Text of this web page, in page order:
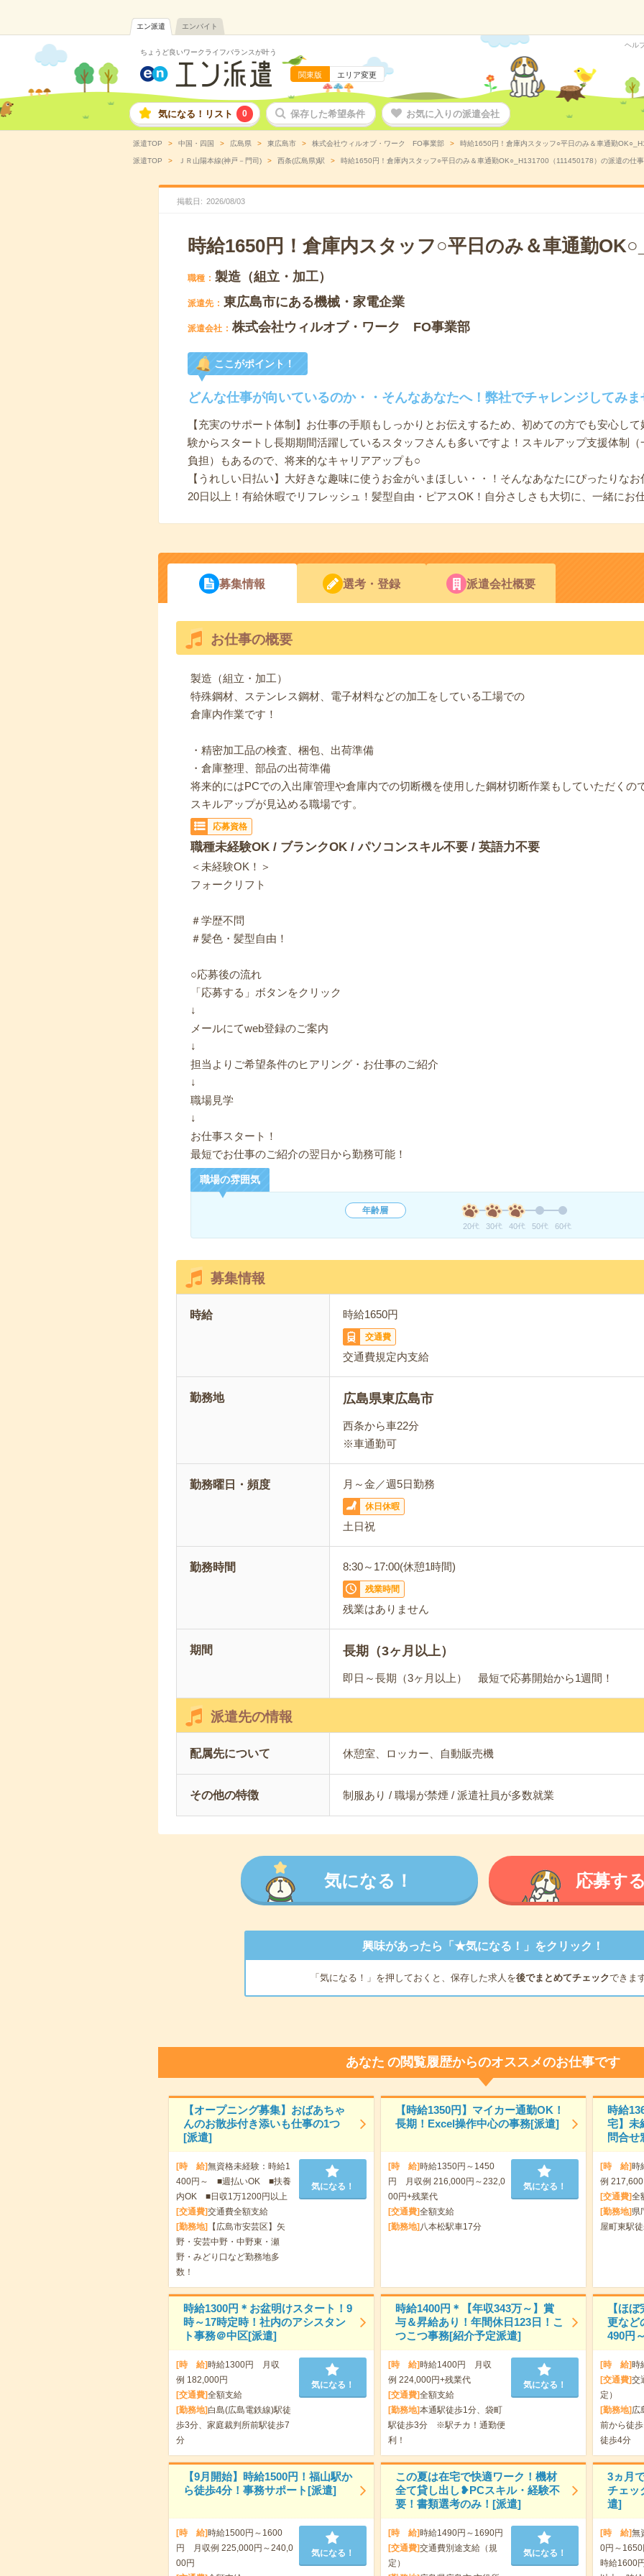
エン派遣 エンバイト
ちょうど良いワークライフバランスが叶う
関東版 エリア変更
ヘル
気になる！リスト 0 保存した希望条件 お気に入りの派遣会社
派遣TOP 中国・四国 広島県 東広島市 株式会社ウィルオブ・ワーク FO事業部 時給1650円！倉庫内スタッフ○平日のみ＆車通勤
派遣TOP ＪＲ山陽本線(神戸－門司) 西条(広島県)駅 時給1650円！倉庫内スタッフ○平日のみ＆車通勤OK○_H131700（111450178）の派遣の仕
掲載日 2026/08/03
時給1650円！倉庫内スタッフ○平日のみ＆車通勤
職種 製造（組立・加工）
派遣先 東広島市にある機械・家電企業
派遣会社 株式会社ウィルオブ・ワーク FO事業部
ここがポイント！
どんな仕事が向いているのか・・そんなあなたへ！弊社でチャレンジしてみま
【充実のサポート体制】お仕事の手順もしっかりとお伝えするため、初めての方でも安心し
験からスタートし長期期間活躍しているスタッフさんも多いですよ！スキルアップ支援体制
負担）もあるので、将来的なキャリアアップも○
【うれしい日払い】大好きな趣味に使うお金がいまほしい・・！そんなあなたにぴったりな
20日以上！有給休暇でリフレッシュ！髪型自由・ピアスOK！自分さしさも大切に、一緒にお
募集情報 選考・登録 派遣会社概要
お仕事の概要
製造（組立・加工）
特殊鋼材、ステンレス鋼材、電子材料などの加工をしている工場での
倉庫内作業です！
・精密加工品の検査、梱包、出荷準備
・倉庫整理、部品の出荷準備
将来的にはPCでの入出庫管理や倉庫内での切断機を使用した鋼材切断作業もしていただくの
スキルアップが見込める職場です。
応募資格
職種未経験OK / ブランクOK / パソコンスキル不要 / 英語力不要
＜未経験OK！＞
フォークリフト
＃学歴不問
＃髪色・髪型自由！
○応募後の流れ
「応募する」ボタンをクリック
↓
メールにてweb登録のご案内
↓
担当よりご希望条件のヒアリング・お仕事のご紹介
↓
職場見学
↓
お仕事スタート！
最短でお仕事のご紹介の翌日から勤務可能！
職場の雰囲気
年齢層
20代 30代 40代 50代 60代
募集情報
時給 時給1650円
交通費
交通費規定内支給
勤務地 広島県東広島市
西条から車22分
※車通勤可
勤務曜日・頻度 月～金／週5日勤務
休日休暇
土日祝
勤務時間 8:30～17:00(休憩1時間)
残業時間
残業はありません
期間 長期（3ヶ月以上）
即日～長期（3ヶ月以上） 最短で応募開始から1週間！
派遣先の情報
配属先について 休憩室、ロッカー、自動販売機
その他の特徴 制服あり / 職場が禁煙 / 派遣社員が多数就業
気になる！ 応募す
興味があったら「★気になる！」をクリック！
「気になる！」を押しておくと、保存した求人を後でまとめてチェックできま
あなた の閲覧履歴からのオススメのお仕事です
【オープニング募集】おばあちゃ
んのお散歩付き添いも仕事の1つ
[派遣]
[時 給]無資格未経験：時給1
400円～ ■週払いOK ■扶養
内OK ■日収1万1200円以上
[交通費]交通費全額支給
[勤務地]
【広島市安芸区】矢
野・安芸中野・中野東・瀬
野・みどり口など勤務地多
数！
気になる！
【時給1350円】マイカー通勤OK！
長期！Excel操作中心の事務[派遣]
[時 給]時給1350円～1450
円 月収例 216,000円～232,0
00円+残業代
[交通費]全額支給
[勤務地] 八本松駅車17分
気になる！
時給
宅】未
問合せ
[時 給]時
例
[交通費]全
[勤務地] 県
屋町東駅
時給1300円＊お盆明けスタート！9
時～17時定時！社内のアシスタン
ト事務＠中区[派遣]
[時 給]時給1300円 月収
例 182,000円
[交通費]全額支給
[勤務地] 白島(広島電鉄線)駅徒
歩3分、家庭裁判所前駅徒歩7
分
気になる！
時給1400円＊【年収343万～】賞
与＆昇給あり！年間休日123日！こ
つこつ事務[紹介予定派遣]
[時 給]時給1400円 月収
例 224,000円+残業代
[交通費]全額支給
[勤務地]本通駅徒歩1分、袋町
駅徒歩3分 ※駅チカ！通勤便
利！
気になる！
【ほ
更など
490円
[時 給]時
[交通費]交
定）
[勤務地] 広
前から徒
徒歩4分
【9月開始】時給1500円！福山駅か
ら徒歩4分！事務サポート[派遣]
[時 給]時給1500円～1600
円 月収例 225,000円～240,0
00円
気になる！
この夏は在宅で快適ワーク！機材
全て貸し出し❥PCスキル・経験不
要！書類選考のみ！[派遣]
[時 給]時給1490円～1690円
[交通費]交通費別途支給（規
定）
気になる！
3ヵ月
チェッ
遣]
[時 給]無
0円～1650
時給1600